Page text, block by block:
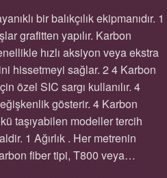
bir balıkçılık ekipmanıdır. 1
grafitten yapılır. Karbon
hızlı aksiyon veya ekstra
hissetmeyi sağlar. 2 4 Karbon
özel SIC sargı kullanılır. 4
gösterir. 4 Karbon
taşıyabilen modeller tercih
1 Ağırlık . Her metrenin
karbon fiber tipi, T800 veya…